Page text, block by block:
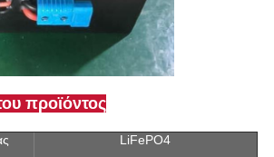
προϊόντος
LiFePO4